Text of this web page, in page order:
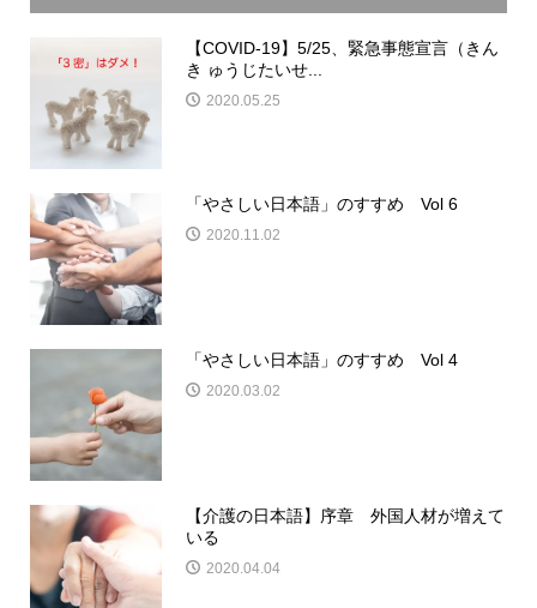
【COVID-19】5/25、緊急事態宣言（きん
き ゅうじたいせ...
2020.05.25
「やさしい日本語」のすすめ Vol 6
2020.11.02
「やさしい日本語」のすすめ Vol 4
2020.03.02
【介護の日本語】序章 外国人材が増えて
いる
2020.04.04